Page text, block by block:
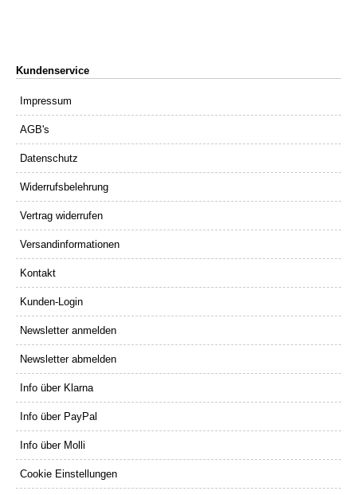
Kundenservice
Impressum
AGB's
Datenschutz
Widerrufsbelehrung
Vertrag widerrufen
Versandinformationen
Kontakt
Kunden-Login
Newsletter anmelden
Newsletter abmelden
Info über Klarna
Info über PayPal
Info über Molli
Cookie Einstellungen